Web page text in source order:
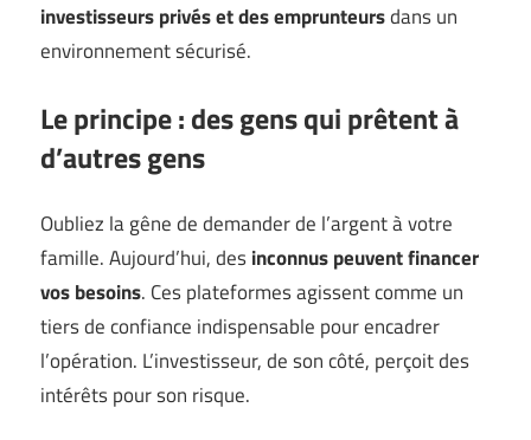
investisseurs privés et des emprunteursdans un
environnement sécurisé.
Le principe : des gens qui prêtent à
d’autres gens
Oubliez la gêne de demander de l’argent à votre
famille. Aujourd’hui, desinconnus peuvent financer
vos besoins. Ces plateformes agissent comme un
tiers de confiance indispensable pour encadrer
l’opération. L’investisseur, de son côté, perçoit des
intérêts pour son risque.